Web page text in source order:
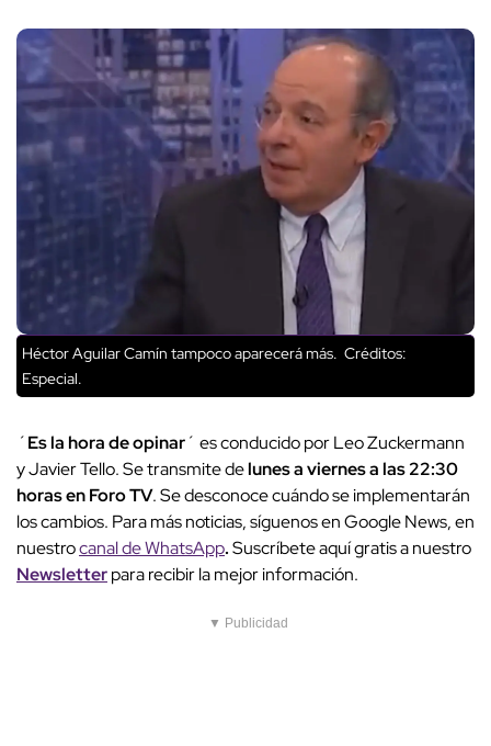
Héctor Aguilar Camín tampoco aparecerá más. Créditos:
Especial.
´Es la hora de opinar´ es conducido por Leo Zuckermann
y Javier Tello. Se transmite delunes a viernes a las 22:30
horas en Foro TV. Se desconoce cuándo se implementarán
los cambios. Para más noticias, síguenos en Google News, en
nuestrocanal de WhatsApp.Suscríbete aquí gratis a nuestro
Newsletterpara recibir la mejor información.
▼ Publicidad